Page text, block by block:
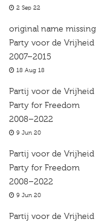
2 Sep 22
original name missing
Party voor de Vrijheid
2007–2015
18 Aug 18
Partij voor de Vrijheid
Party for Freedom
2008–2022
9 Jun 20
Partij voor de Vrijheid
Party for Freedom
2008–2022
9 Jun 20
Partij voor de Vrijheid